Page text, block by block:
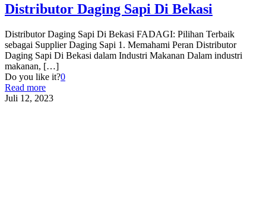
Distributor Daging Sapi Di Bekasi
Distributor Daging Sapi Di Bekasi FADAGI: Pilihan Terbaik
sebagai Supplier Daging Sapi 1. Memahami Peran Distributor
Daging Sapi Di Bekasi dalam Industri Makanan Dalam industri
makanan, […]
Do you like it?0
Read more
Juli 12, 2023